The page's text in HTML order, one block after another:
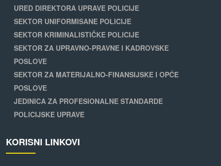
URED DIREKTORA UPRAVE POLICIJE
SEKTOR UNIFORMISANE POLICIJE
SEKTOR KRIMINALISTIČKE POLICIJE
SEKTOR ZA UPRAVNO-PRAVNE I KADROVSKE
POSLOVE
SEKTOR ZA MATERIJALNO-FINANSIJSKE I OPĆE
POSLOVE
JEDINICA ZA PROFESIONALNE STANDARDE
POLICIJSKE UPRAVE
KORISNI LINKOVI